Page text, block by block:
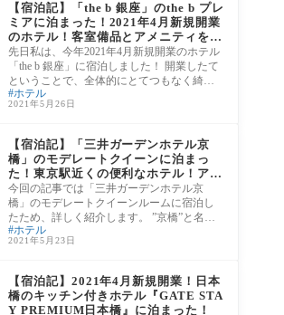
【宿泊記】「the b 銀座」のthe b プレ
ミアに泊まった！2021年4月新規開業
のホテル！客室備品とアメニティを徹
底紹介します
先日私は、今年2021年4月新規開業のホテル
「the b 銀座」に宿泊しました！ 開業したて
ということで、全体的にとてつもなく綺
麗。 そ
ホテル
2021年5月26日
【宿泊記】「三井ガーデンホテル京
橋」のモデレートクイーンに泊まっ
た！東京駅近くの便利なホテル！アメ
ニティまで詳しく紹介します
今回の記事では「三井ガーデンホテル京
橋」のモデレートクイーンルームに宿泊し
たため、詳しく紹介します。 ”京橋”と名は
つい
ホテル
2021年5月23日
【宿泊記】2021年4月新規開業！日本
橋のキッチン付きホテル『GATE STA
Y PREMIUM日本橋』に泊まった！